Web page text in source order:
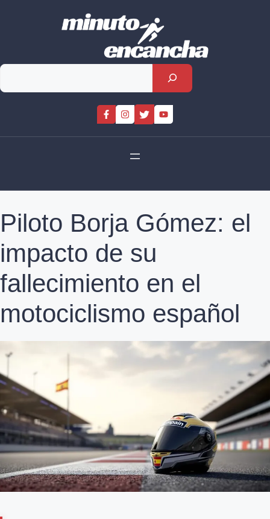
Rechercher
Piloto Borja Gómez: el
impacto de su
fallecimiento en el
motociclismo español